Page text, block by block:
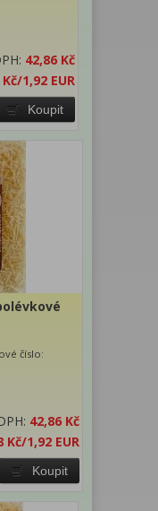
42,86 Kč
/1,92 EUR
Koupit
číslo:
42,86 Kč
Kč/1,92 EUR
Koupit